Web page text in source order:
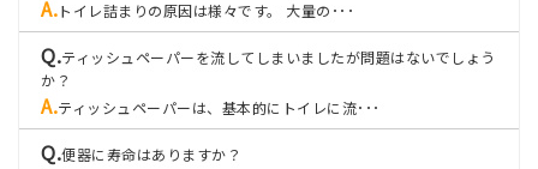
トイレ詰まりの原因は様々です。 大量の･･･
ティッシュペーパーを流してしまいましたが問題はないでしょう
か？
ティッシュペーパーは、基本的にトイレに流･･･
便器に寿命はありますか？